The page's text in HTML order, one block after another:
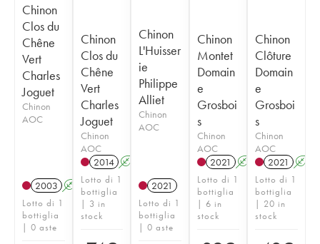
Chinon
Clos du
Chêne
Vert
Charles
Joguet
Chinon
AOC
2003 A
Lotto di 1
bottiglia
| 0 aste
Chinon
Clos du
Chêne
Vert
Charles
Joguet
Chinon
AOC
2014 A
Lotto di 1
bottiglia
| 3 in
stock
Chinon
L'Huisser
ie
Philippe
Alliet
Chinon
AOC
2021
Lotto di 1
bottiglia
| 0 aste
Chinon
Montet
Domain
e
Grosboi
s
Chinon
AOC
2021 A
Lotto di 1
bottiglia
| 6 in
stock
Chinon
Clôture
Domain
e
Grosboi
s
Chinon
AOC
2021
A
Lotto di 1
bottiglia
| 20 in
stock